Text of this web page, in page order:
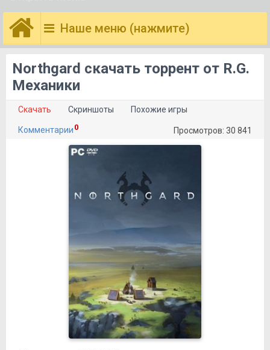
Наше меню (нажмите)
Northgard скачать торрент от R.G.
Механики
Скачать Скриншоты Похожие игры
Комментарии 0 Просмотров: 30 841